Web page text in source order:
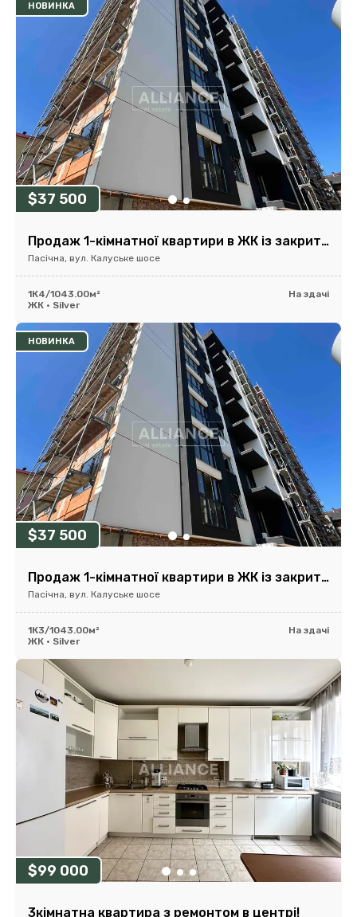
НОВИНКА
$37 500
Продаж 1-кімнатної квартири в ЖК із закритою територією
Пасічна, вул. Калуське шосе
1К4/1043.00м²
На здачі
ЖК • Silver
НОВИНКА
$37 500
Продаж 1-кімнатної квартири в ЖК із закритою територією
Пасічна, вул. Калуське шосе
1К3/1043.00м²
На здачі
ЖК • Silver
$99 000
3кімнатна квартира з ремонтом в центрі!